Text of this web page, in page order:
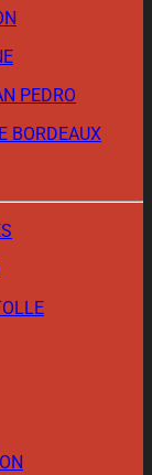
PEDRO
BORDEAUX